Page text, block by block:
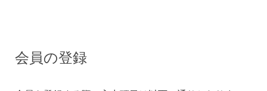
会員の登録